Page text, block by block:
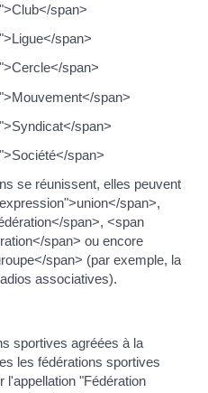
span>
span>
span>
span>
span>
span>
se réunissent, elles peuvent
span>,
span>, <span
span> ou encore
span> (par exemple, la
associatives).
sportives agréées à la
les fédérations sportives
l'appellation "Fédération